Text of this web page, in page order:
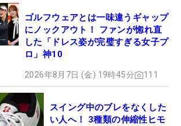
ゴルフウェアとは一味違うギャップ
にノックアウト！ ファンが惚れ直
した「ドレス姿が完璧すぎる女子プ
ロ」神10
2026年8月7日 (金) 19時45分 111
スイング中のブレをなくした
い人へ！ 3種類の伸縮性ヒモ